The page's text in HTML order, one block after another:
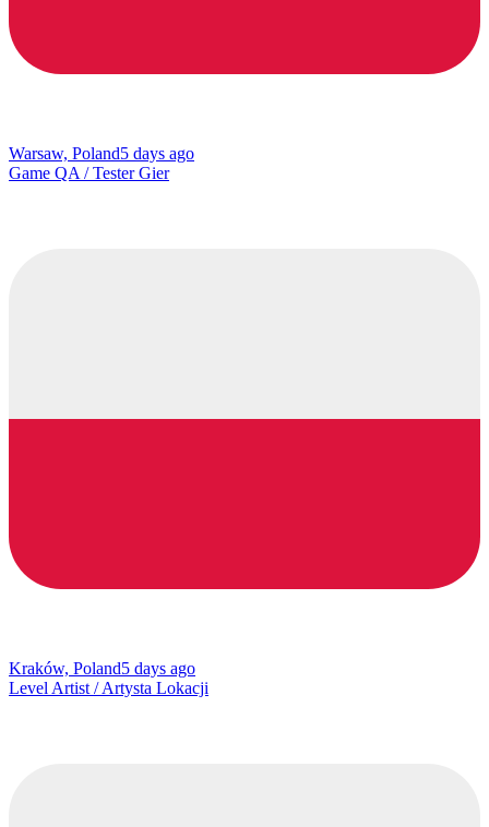
Warsaw, Poland5 days ago
Game QA / Tester Gier
Kraków, Poland5 days ago
Level Artist / Artysta Lokacji